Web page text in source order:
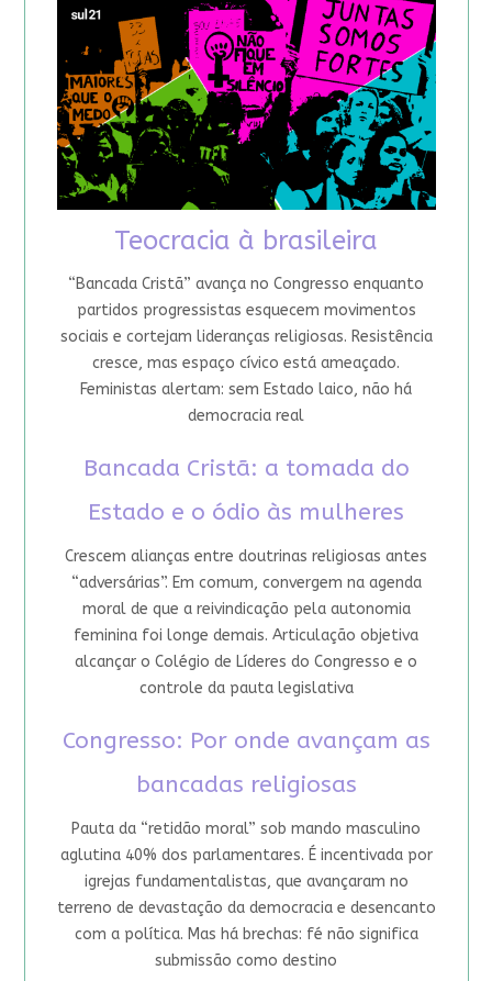
Teocracia à brasileira
“Bancada Cristã” avança no Congresso enquanto
partidos progressistas esquecem movimentos
sociais e cortejam lideranças religiosas. Resistência
cresce, mas espaço cívico está ameaçado.
Feministas alertam: sem Estado laico, não há
democracia real
Bancada Cristã: a tomada do
Estado e o ódio às mulheres
Crescem alianças entre doutrinas religiosas antes
“adversárias”. Em comum, convergem na agenda
moral de que a reivindicação pela autonomia
feminina foi longe demais. Articulação objetiva
alcançar o Colégio de Líderes do Congresso e o
controle da pauta legislativa
Congresso: Por onde avançam as
bancadas religiosas
Pauta da “retidão moral” sob mando masculino
aglutina 40% dos parlamentares. É incentivada por
igrejas fundamentalistas, que avançaram no
terreno de devastação da democracia e desencanto
com a política. Mas há brechas: fé não significa
submissão como destino